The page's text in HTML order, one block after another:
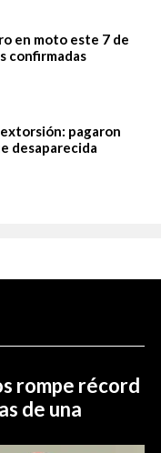
en moto este 7 de
confirmadas
pagaron
desaparecida
rompe récord
de una